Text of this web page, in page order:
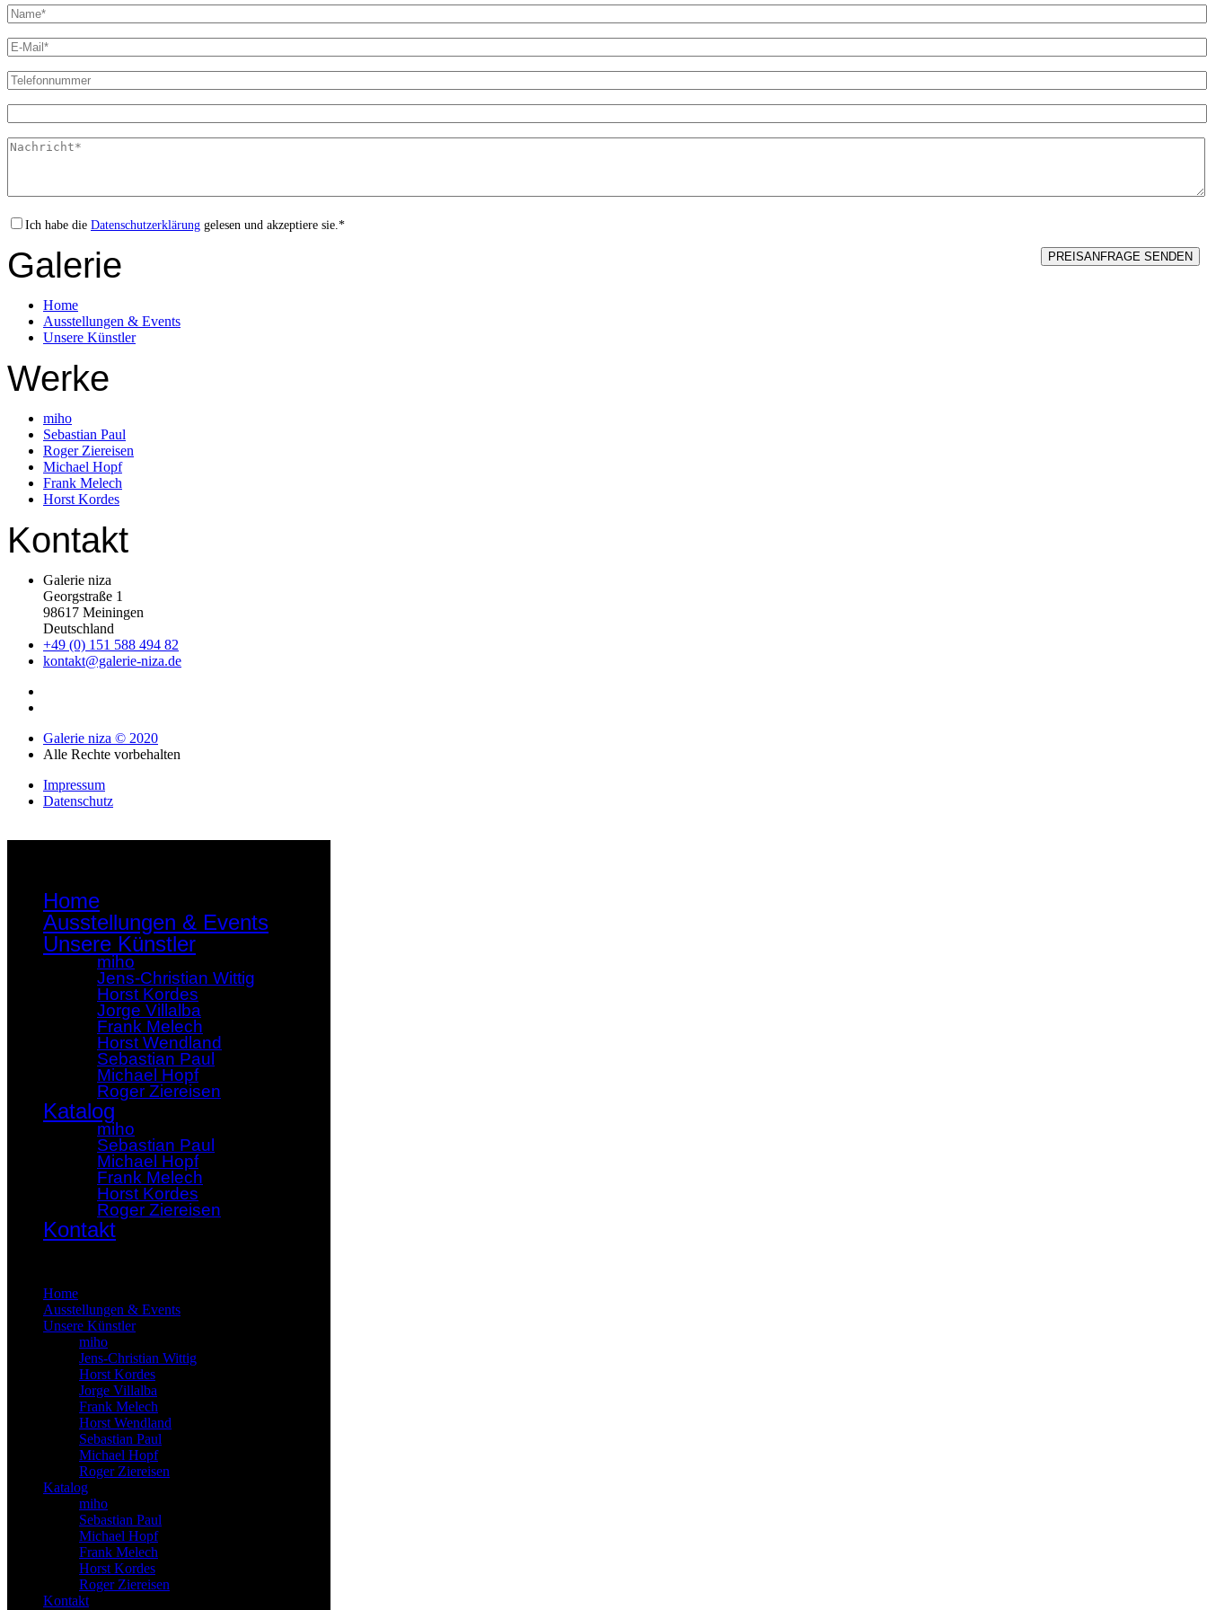
Ich habe die Datenschutzerklärung gelesen und akzeptiere sie.*
Galerie
Home
Ausstellungen & Events
Unsere Künstler
Werke
miho
Sebastian Paul
Roger Ziereisen
Michael Hopf
Frank Melech
Horst Kordes
Kontakt
Galerie niza
Georgstraße 1
98617 Meiningen
Deutschland
+49 (0) 151 588 494 82
kontakt@galerie-niza.de
Galerie niza © 2020
Alle Rechte vorbehalten
Impressum
Datenschutz
Home
Ausstellungen & Events
Unsere Künstler
miho
Jens-Christian Wittig
Horst Kordes
Jorge Villalba
Frank Melech
Horst Wendland
Sebastian Paul
Michael Hopf
Roger Ziereisen
Katalog
miho
Sebastian Paul
Michael Hopf
Frank Melech
Horst Kordes
Roger Ziereisen
Kontakt
Home
Ausstellungen & Events
Unsere Künstler
miho
Jens-Christian Wittig
Horst Kordes
Jorge Villalba
Frank Melech
Horst Wendland
Sebastian Paul
Michael Hopf
Roger Ziereisen
Katalog
miho
Sebastian Paul
Michael Hopf
Frank Melech
Horst Kordes
Roger Ziereisen
Kontakt